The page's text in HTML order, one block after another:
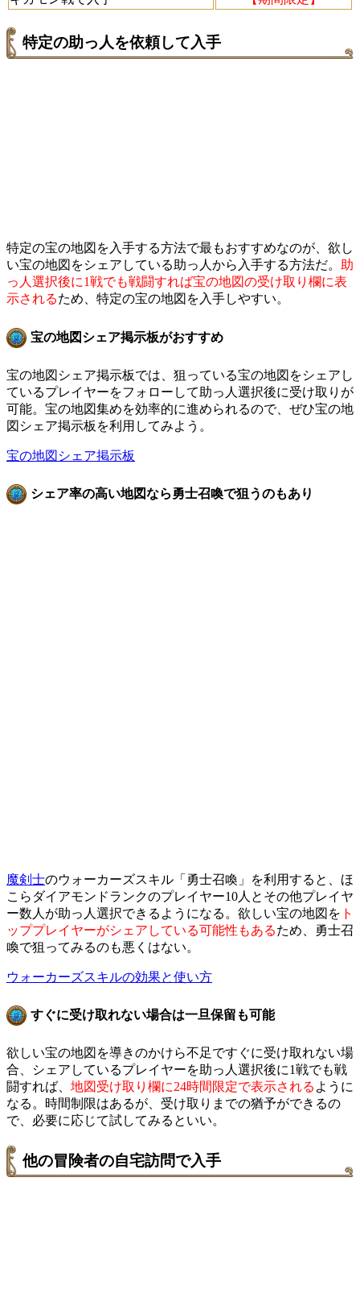
特定の助っ人を依頼して入手
特定の宝の地図を入手する方法で最もおすすめなのが、欲し
い宝の地図をシェアしている助っ人から入手する方法だ。
助
っ人選択後に1戦でも戦闘すれば宝の地図の受け取り欄に表
示されるため、特定の宝の地図を入手しやすい。
宝の地図シェア掲示板がおすすめ
宝の地図シェア掲示板では、狙っている宝の地図をシェアし
ているプレイヤーをフォローして助っ人選択後に受け取りが
可能。宝の地図集めを効率的に進められるので、ぜひ宝の地
図シェア掲示板を利用してみよう。
宝の地図シェア掲示板
シェア率の高い地図なら勇士召喚で狙うのもあり
魔剣士のウォーカーズスキル「勇士召喚」を利用すると、ほ
こらダイアモンドランクのプレイヤー10人とその他プレイヤ
ー数人が助っ人選択できるようになる。欲しい宝の地図を ト
ッププレイヤーがシェアしている可能性もあるため、勇士召
喚で狙ってみるのも悪くはない。
ウォーカーズスキルの効果と使い方
すぐに受け取れない場合は一旦保留も可能
欲しい宝の地図を導きのかけら不足ですぐに受け取れない場
合、シェアしているプレイヤーを助っ人選択後に1戦でも戦
闘すれば、 地図受け取り欄に24時間限定で表示される ように
なる。時間制限はあるが、受け取りまでの猶予ができるの
で、必要に応じて試してみるといい。
他の冒険者の自宅訪問で入手